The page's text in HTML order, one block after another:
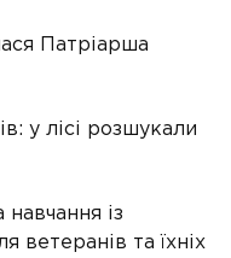
Патріарша
у лісі розшукали
із
ветеранів та їхніх